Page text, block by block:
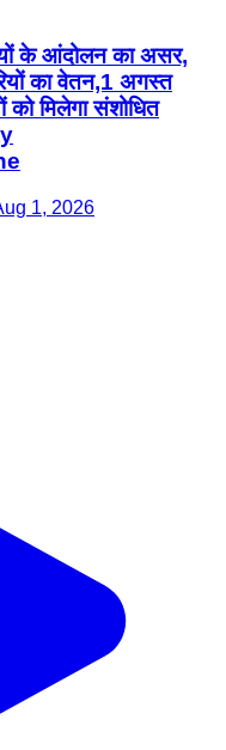
के आंदोलन का असर,
का वेतन,1 अगस्त
मिलेगा संशोधित
1, 2026